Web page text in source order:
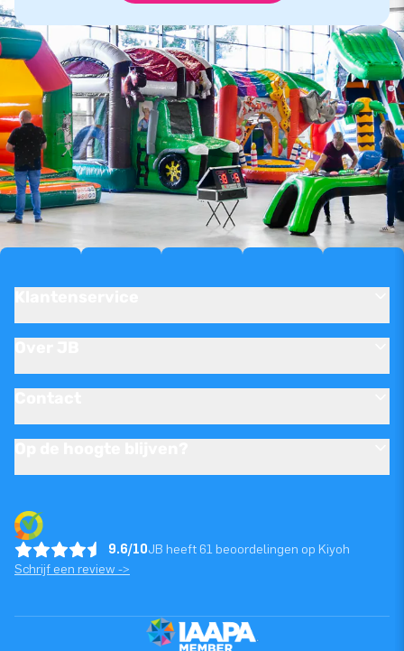
9.6/10JB heeft 61 beoordelingen op Kiyoh
Schrijf een review ->